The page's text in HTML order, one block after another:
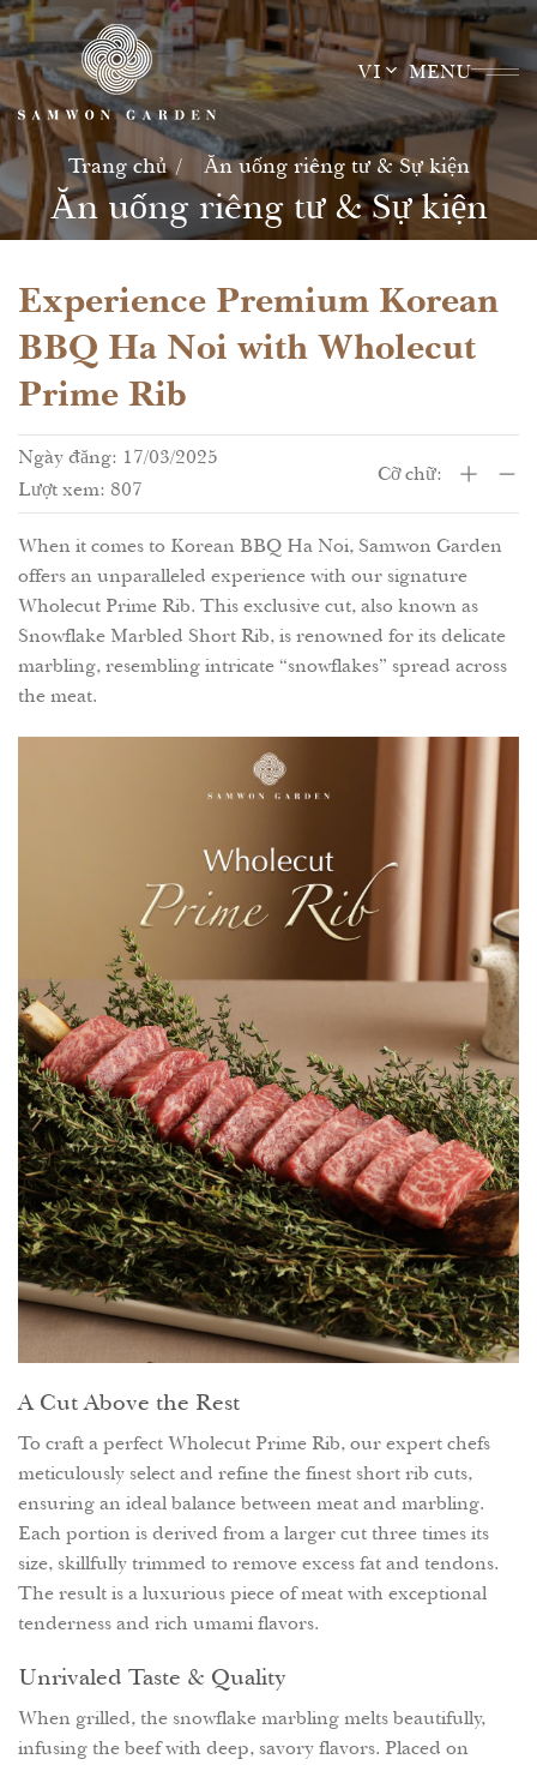
Skip
to
content
VI MENU
Trang chủ Ăn uống riêng tư & Sự kiện
Ăn uống riêng tư & Sự kiện
Experience Premium Korean
BBQ Ha Noi with Wholecut
Prime Rib
Ngày đăng: 17/03/2025
Lượt xem: 807
Cỡ chữ:
When it comes to Korean BBQ Ha Noi, Samwon Garden
offers an unparalleled experience with our signature
Wholecut Prime Rib. This exclusive cut, also known as
Snowflake Marbled Short Rib, is renowned for its delicate
marbling, resembling intricate “snowflakes” spread across
the meat.
A Cut Above the Rest
To craft a perfect Wholecut Prime Rib, our expert chefs
meticulously select and refine the finest short rib cuts,
ensuring an ideal balance between meat and marbling.
Each portion is derived from a larger cut three times its
size, skillfully trimmed to remove excess fat and tendons.
The result is a luxurious piece of meat with exceptional
tenderness and rich umami flavors.
Unrivaled Taste & Quality
When grilled, the snowflake marbling melts beautifully,
infusing the beef with deep, savory flavors. Placed on